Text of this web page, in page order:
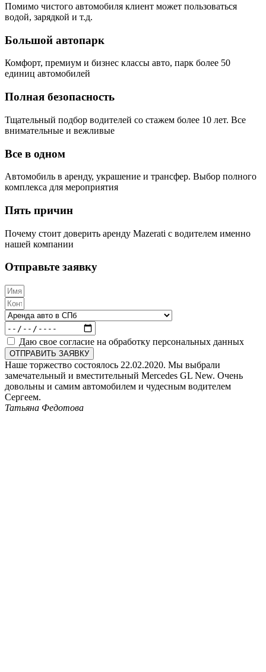
Помимо чистого автомобиля клиент может пользоваться
водой, зарядкой и т.д.
Большой автопарк
Комфорт, премиум и бизнес классы авто, парк более 50
единиц автомобилей
Полная безопасность
Тщательный подбор водителей со стажем более 10 лет. Все
внимательные и вежливые
Все в одном
Автомобиль в аренду, украшение и трансфер. Выбор полного
комплекса для мероприятия
Пять причин
Почему стоит доверить аренду Mazerati с водителем именно
нашей компании
Отправьте заявку
Даю свое согласие на обработку персональных данных
ОТПРАВИТЬ ЗАЯВКУ
Наше торжество состоялось 22.02.2020. Мы выбрали
замечательный и вместительный Mercedes GL New. Очень
довольны и самим автомобилем и чудесным водителем
Сергеем.
Татьяна Федотова